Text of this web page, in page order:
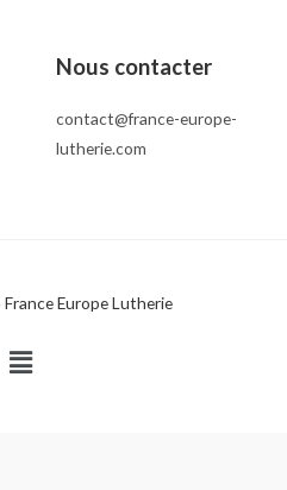
Nous contacter
contact@france-europe-
lutherie.com
Europe Lutherie
Menu